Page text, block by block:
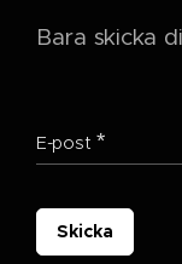
Bara skicka
E-post
Skicka